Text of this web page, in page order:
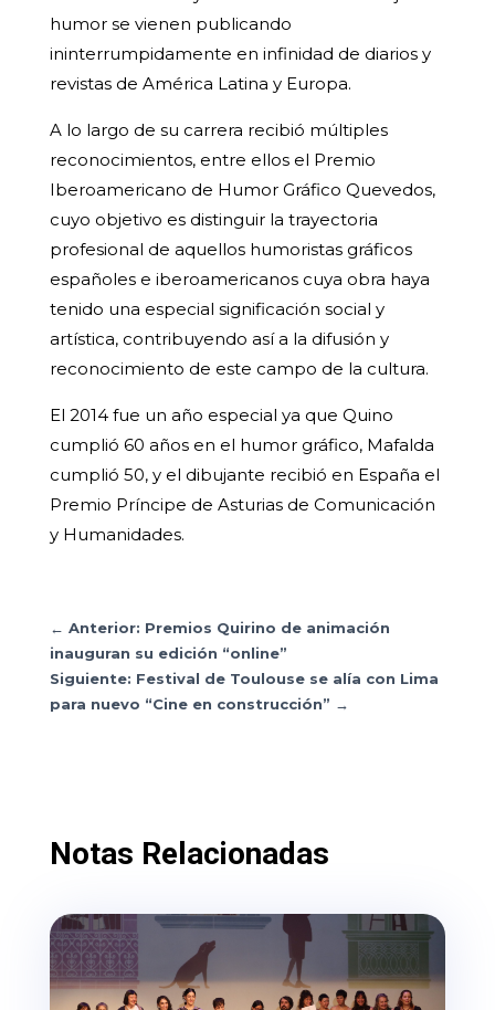
humor se vienen publicando
ininterrumpidamente en infinidad de diarios y
revistas de América Latina y Europa.
A lo largo de su carrera recibió múltiples
reconocimientos, entre ellos el Premio
Iberoamericano de Humor Gráfico Quevedos,
cuyo objetivo es distinguir la trayectoria
profesional de aquellos humoristas gráficos
españoles e iberoamericanos cuya obra haya
tenido una especial significación social y
artística, contribuyendo así a la difusión y
reconocimiento de este campo de la cultura.
El 2014 fue un año especial ya que Quino
cumplió 60 años en el humor gráfico, Mafalda
cumplió 50, y el dibujante recibió en España el
Premio Príncipe de Asturias de Comunicación
y Humanidades.
← Anterior: Premios Quirino de animación
inauguran su edición “online”
Siguiente: Festival de Toulouse se alía con Lima
para nuevo “Cine en construcción” →
Notas Relacionadas